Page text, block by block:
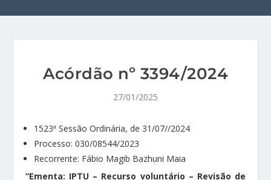
Acórdão nº 3394/2024
27/01/2025
1523ª Sessão Ordinária, de 31/07//2024
Processo: 030/08544/2023
Recorrente: Fábio Magib Bazhuni Maia
“Ementa: IPTU – Recurso voluntário – Revisão de